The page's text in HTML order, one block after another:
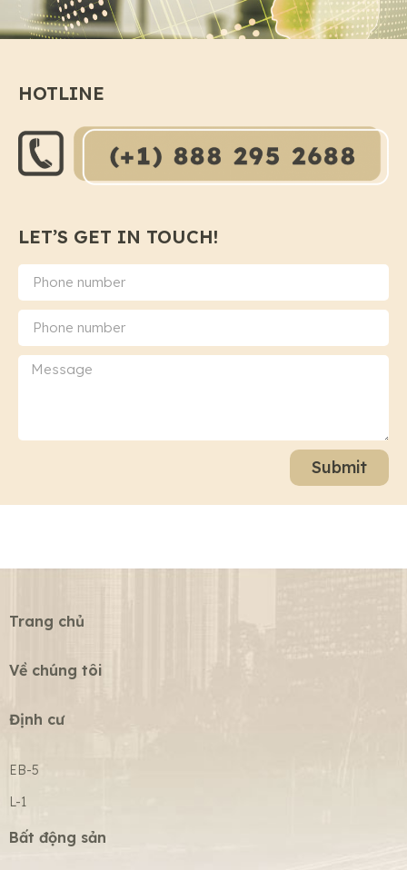
HOTLINE
LET’S GET IN TOUCH!
Submit
Trang chủ
Về chúng tôi
Định cư
EB-5
L-1
Bất động sản